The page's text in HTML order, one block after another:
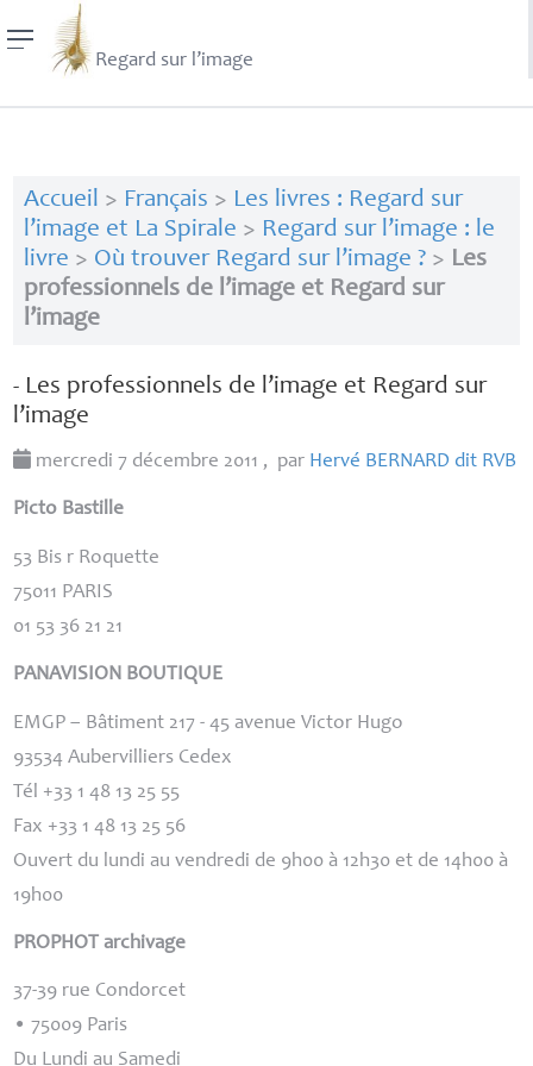
Regard sur l’image
Accueil > Français > Les livres : Regard sur
l’image et La Spirale > Regard sur l’image : le
livre > Où trouver Regard sur l’image ?> Les
professionnels de l’image et Regard sur
l’image
- Les professionnels de l’image et Regard sur
l’image
mercredi 7 décembre 2011 , par Hervé BERNARD dit RVB
Picto Bastille
53 Bis r Roquette
75011 PARIS
01 53 36 21 21
PANAVISION BOUTIQUE
EMGP – Bâtiment 217 - 45 avenue Victor Hugo
93534 Aubervilliers Cedex
Tél +33 1 48 13 25 55
Fax +33 1 48 13 25 56
Ouvert du lundi au vendredi de 9h00 à 12h30 et de 14h00 à
19h00
PROPHOT archivage
37-39 rue Condorcet
• 75009 Paris
Du Lundi au Samedi